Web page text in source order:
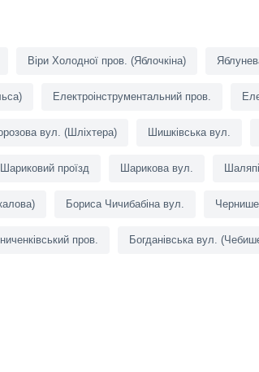
Віри Холодної пров. (Яблочкіна)
Електроінструментальний пров.
вул. (Шліхтера) Шишківська вул.
Шариковий проїзд Шарикова вул.
Бориса Чичибабіна вул.
пров. Богданівська вул.